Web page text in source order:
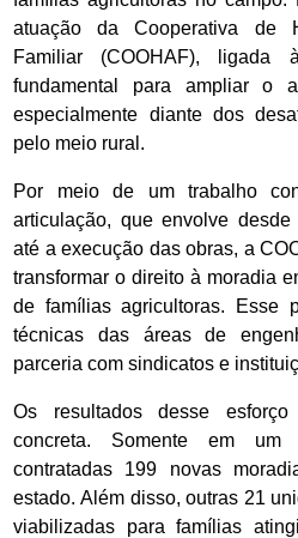
atuação da Cooperativa de
Familiar (COOHAF), ligada
fundamental para ampliar o
especialmente diante dos
pelo meio rural.
Por meio de um trabalho
articulação, que envolve
até a execução das obras, a
transformar o direito à moradia
de famílias agricultoras. Esse
técnicas das áreas de
parceria com sindicatos e
Os resultados desse
concreta. Somente em um
contratadas 199 novas
estado. Além disso, outras 21
viabilizadas para famílias